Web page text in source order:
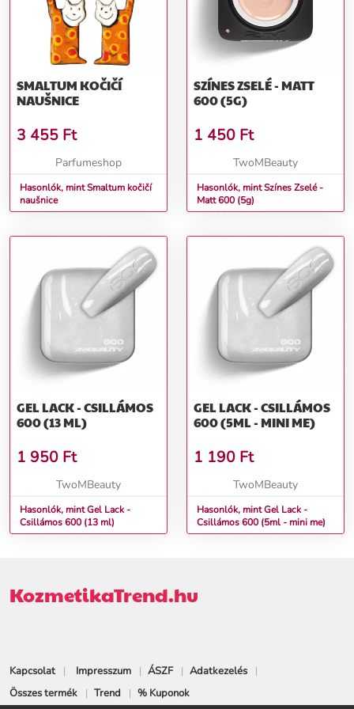
SMALTUM KOČIČÍ
NAUŠNICE
3 455 Ft
Parfumeshop
Hasonlók, mint Smaltum kočičí
naušnice
SZÍNES ZSELÉ - MATT
600 (5G)
1 450 Ft
TwoMBeauty
Hasonlók, mint Színes Zselé -
Matt 600 (5g)
GEL LACK - CSILLÁMOS
600 (13 ML)
1 950 Ft
TwoMBeauty
Hasonlók, mint Gel Lack -
Csillámos 600 (13 ml)
GEL LACK - CSILLÁMOS
600 (5ML - MINI ME)
1 190 Ft
TwoMBeauty
Hasonlók, mint Gel Lack -
Csillámos 600 (5ml - mini me)
KozmetikaTrend.hu
Kapcsolat Impresszum ÁSZF
Adatkezelés
Összes termék
Trend
% Kuponok